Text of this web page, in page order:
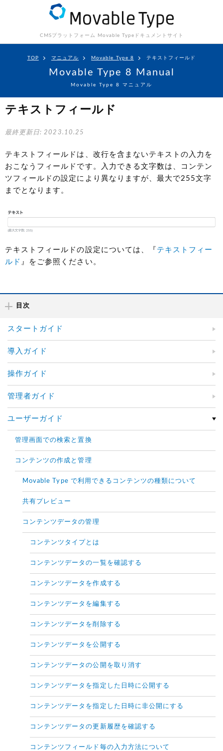
CMSプラットフォーム Movable Type ドキュメントサイト
TOP マニュアル Movable Type 8 テキストフィールド
Movable Type 8 Manual
Movable Type 8 マニュアル
テキストフィールド
最終更新日: 2023.10.25
テキストフィールドは、改行を含まないテキストの入力を
おこなうフィールドです。入力できる文字数は、コンテン
ツフィールドの設定により異なりますが、最大で255文字
までとなります。
テキストフィールドの設定については、『 テキストフィー
ルド 』をご参照ください。
目次
スタートガイド
導入ガイド
操作ガイド
管理者ガイド
ユーザーガイド
管理画面での検索と置換
コンテンツの作成と管理
Movable Type で利用できるコンテンツの種類について
共有プレビュー
コンテンツデータの管理
コンテンツタイプとは
コンテンツデータの一覧を確認する
コンテンツデータを作成する
コンテンツデータを編集する
コンテンツデータを削除する
コンテンツデータを公開する
コンテンツデータの公開を取り消す
コンテンツデータを指定した日時に公開する
コンテンツデータを指定した日時に非公開にする
コンテンツデータの更新履歴を確認する
コンテンツフィールド毎の入力方法について